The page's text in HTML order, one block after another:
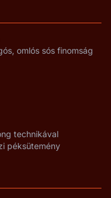
omlós sós finomság
technikával
péksütemény